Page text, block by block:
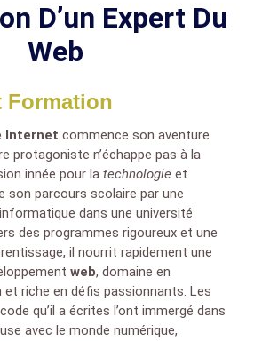
D’un Expert Du
Web
Formation
Internet commence son aventure
protagoniste n’échappe pas à la
innée pour la technologie et
son parcours scolaire par une
dans une université
des programmes rigoureux et une
il nourrit rapidement une
web, domaine en
riche en défis passionnants. Les
qu’il a écrites l’ont immergé dans
avec le monde numérique,